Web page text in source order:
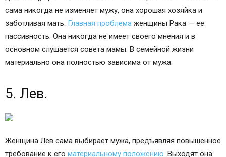
долго ощущают их навязчивость и истеричность. Жена Рак
сама никогда не изменяет мужу, она хорошая хозяйка и
заботливая мать.
пассивность. Она никогда не имеет своего мнения и в
5. Лев.
Женщина Лев сама выбирает мужа, предъявляя повышенное